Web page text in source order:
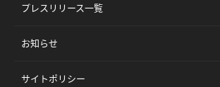
プレスリリース一覧
お知らせ
サイトポリシー